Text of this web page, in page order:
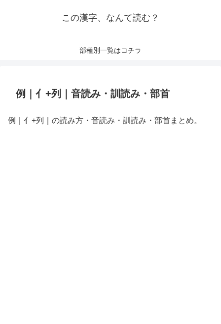
この漢字、なんて読む？
部種別一覧はコチラ
例｜亻+列｜音読み・訓読み・部首
例｜亻+列｜の読み方・音読み・訓読み・部首まとめ。